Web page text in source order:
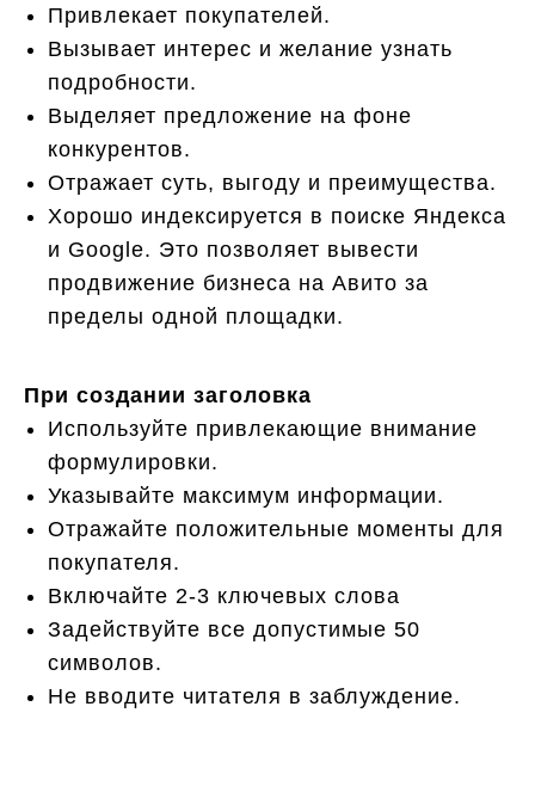
Привлекает покупателей.
Вызывает интерес и желание узнать
подробности.
Выделяет предложение на фоне
конкурентов.
Отражает суть, выгоду и преимущества.
Хорошо индексируется в поиске Яндекса
и Google. Это позволяет вывести
продвижение бизнеса на Авито за
пределы одной площадки.
При создании заголовка
Используйте привлекающие внимание
формулировки.
Указывайте максимум информации.
Отражайте положительные моменты для
покупателя.
Включайте 2-3 ключевых слова
Задействуйте все допустимые 50
символов.
Не вводите читателя в заблуждение.